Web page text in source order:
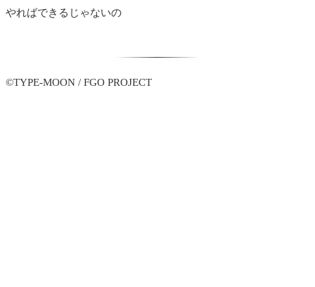
やればできるじゃないの
©TYPE-MOON / FGO PROJECT